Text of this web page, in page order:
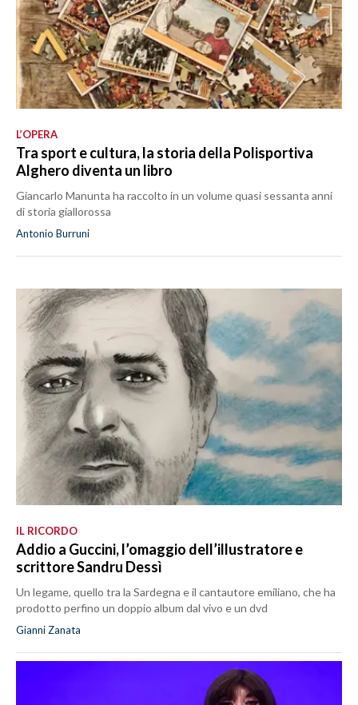
L’OPERA
Tra sport e cultura, la storia della Polisportiva
Alghero diventa un libro
Giancarlo Manunta ha raccolto in un volume quasi sessanta anni
di storia giallorossa
Antonio Burruni
IL RICORDO
Addio a Guccini, l’omaggio dell’illustratore e
scrittore Sandru Dessì
Un legame, quello tra la Sardegna e il cantautore emiliano, che ha
prodotto perfino un doppio album dal vivo e un dvd
Gianni Zanata